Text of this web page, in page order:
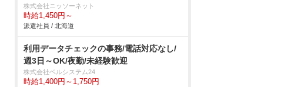
株式会社ニッソーネット
時給1,450円～
派遣社員 / 北海道
利用データチェックの事務/電話対応なし/
週3日～OK/夜勤/未経験歓迎
株式会社ベルシステム24
時給1,400円～1,750円